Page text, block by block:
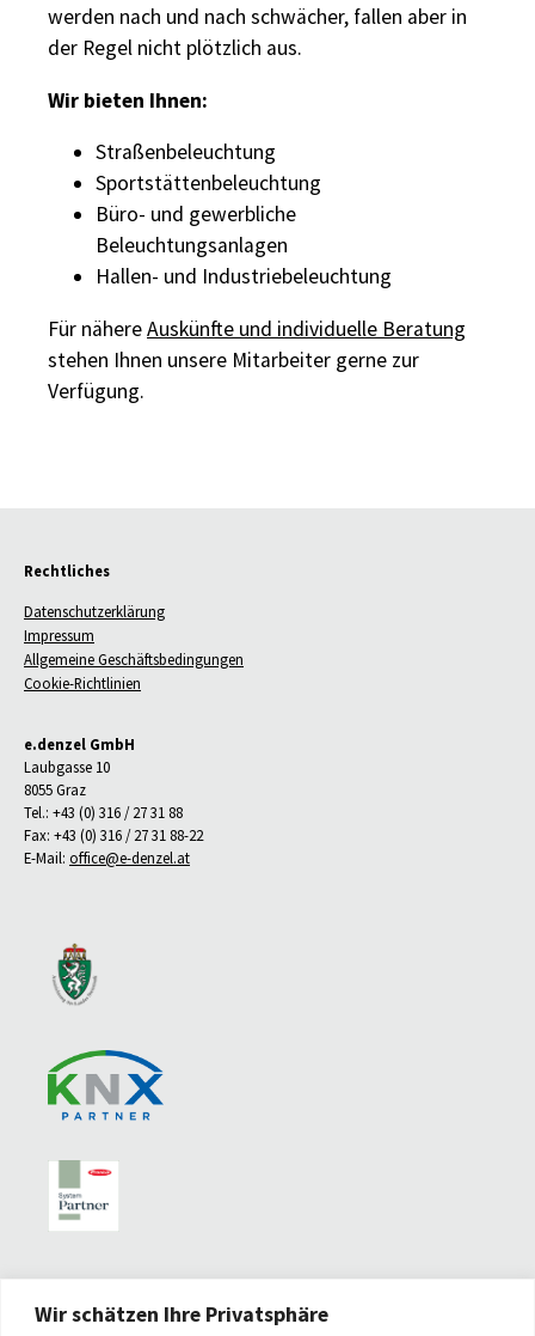
Wir schätzen Ihre Privatsphäre
werden nach und nach schwächer, fallen aber in
der Regel nicht plötzlich aus.
Wir bieten Ihnen:
Straßenbeleuchtung
Sportstättenbeleuchtung
Büro- und gewerbliche
Beleuchtungsanlagen
Hallen- und Industriebeleuchtung
Für nähereAuskünfte und individuelle Beratung
stehen Ihnen unsere Mitarbeiter gerne zur
Verfügung.
Rechtliches
Datenschutzerklärung
Impressum
Allgemeine Geschäftsbedingungen
Cookie-Richtlinien
e.denzel GmbH
Laubgasse 10
8055 Graz
Tel.: +43 (0) 316 / 27 31 88
Fax: +43 (0) 316 / 27 31 88-22
E-Mail: office@e-denzel.at